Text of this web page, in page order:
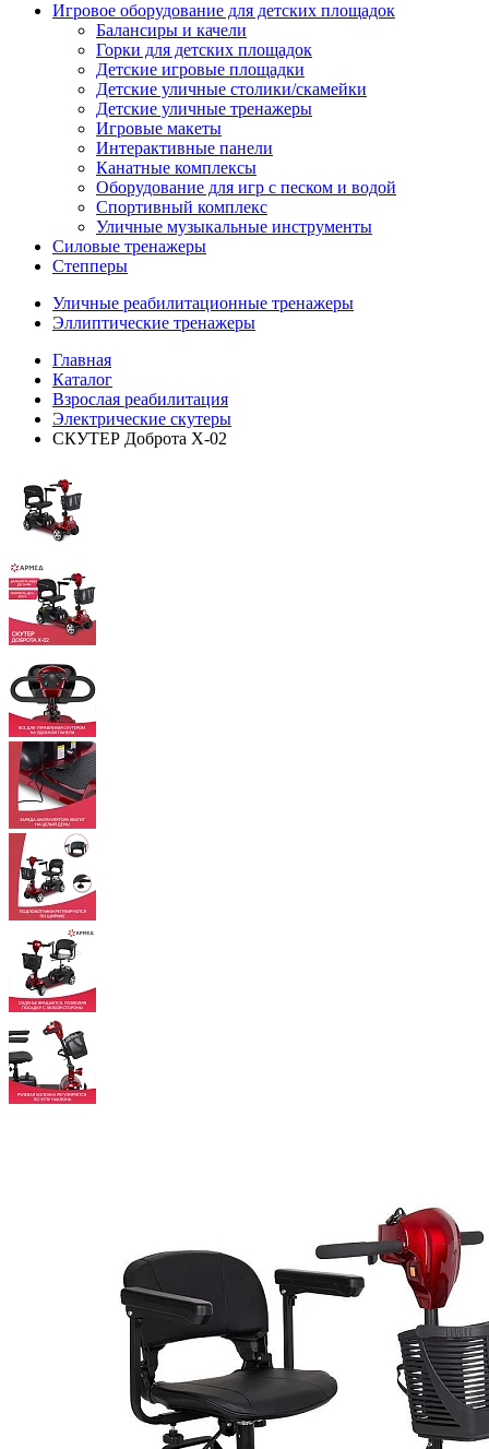
Игровое оборудование для детских площадок
Балансиры и качели
Горки для детских площадок
Детские игровые площадки
Детские уличные столики/скамейки
Детские уличные тренажеры
Игровые макеты
Интерактивные панели
Канатные комплексы
Оборудование для игр с песком и водой
Спортивный комплекс
Уличные музыкальные инструменты
Силовые тренажеры
Степперы
Уличные реабилитационные тренажеры
Эллиптические тренажеры
Главная
Каталог
Взрослая реабилитация
Электрические скутеры
СКУТЕР Доброта Х-02